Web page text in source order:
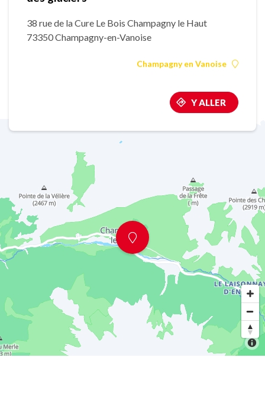
38 rue de la Cure Le Bois Champagny le Haut
73350 Champagny-en-Vanoise
Champagny en Vanoise
Y ALLER